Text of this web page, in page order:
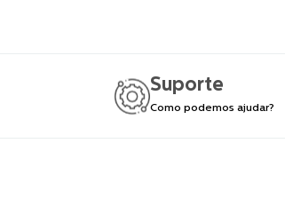
Suporte
Como podemos ajudar?